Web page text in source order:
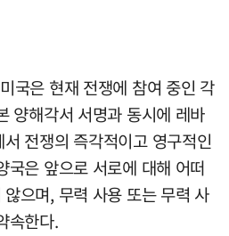
국은 현재 전쟁에 참여 중인 각
양해각서 서명과 동시에 레바
전쟁의 즉각적이고 영구적인
국은 앞으로 서로에 대해 어떠
으며, 무력 사용 또는 무력 사
속한다.